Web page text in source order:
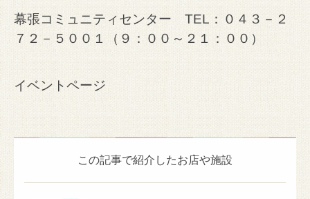
幕張コミュニティセンター TEL：０４３－２
７２－５００１（９：００～２１：００）
イベントページ
この記事で紹介したお店や施設